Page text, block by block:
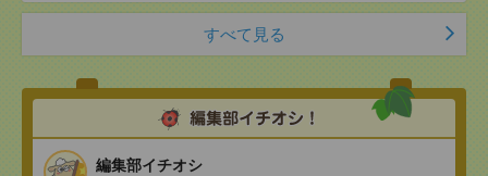
すべて見る
編集部イチオシ